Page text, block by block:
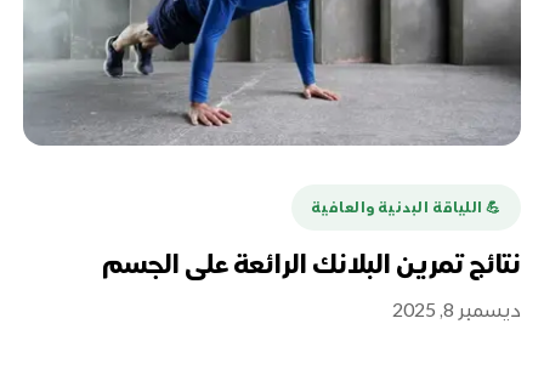
💪️ اللياقة البدنية والعافية
نتائج تمرين البلانك الرائعة على الجسم
ديسمبر 8, 2025